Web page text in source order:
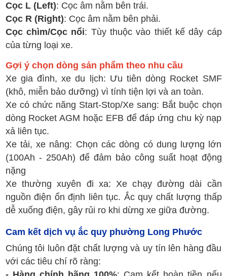
Cọc L (Left): Cọc âm nằm bên trái.
Cọc R (Right): Cọc âm nằm bên phải.
Cọc chìm/Cọc nổi: Tùy thuộc vào thiết kế dây cáp
của từng loại xe.
Gợi ý chọn dòng sản phẩm theo nhu cầu
Xe gia đình, xe du lịch: Ưu tiên dòng Rocket SMF
(khô, miễn bảo dưỡng) vì tính tiện lợi và an toàn.
Xe có chức năng Start-Stop/Xe sang: Bắt buộc chọn
dòng Rocket AGM hoặc EFB để đáp ứng chu kỳ nạp
xả liên tục.
Xe tải, xe nâng: Chọn các dòng có dung lượng lớn
(100Ah - 250Ah) để đảm bảo công suất hoạt động
nặng
Xe thường xuyên đi xa: Xe chạy đường dài cần
nguồn điện ổn định liên tục. Ắc quy chất lượng thấp
dễ xuống điện, gây rủi ro khi dừng xe giữa đường.
Cam kết dịch vụ ắc quy phường Long Phước
Chúng tôi luôn đặt chất lượng và uy tín lên hàng đầu
với các tiêu chí rõ ràng: